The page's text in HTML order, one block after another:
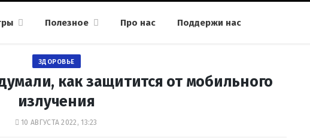
Полезное Про нас Поддержи нас
ЗДОРОВЬЕ
как защитится от мобильного
излучения
10 АВГУСТА 2022, 13:23